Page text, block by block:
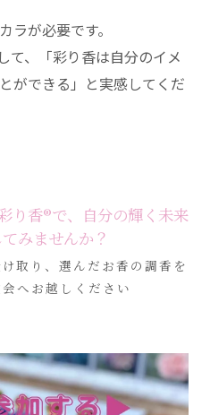
ラが必要です。
て、「彩り香は自分のイメ
ができる」と実感してくだ
り香®で、自分の輝く未来
みませんか？
取り、選んだお香の調香を
へお越しください